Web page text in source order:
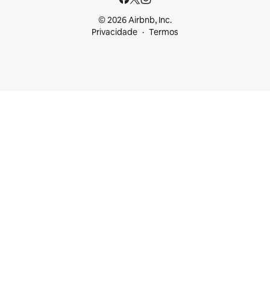
© 2026 Airbnb, Inc.
Privacidade
Termos